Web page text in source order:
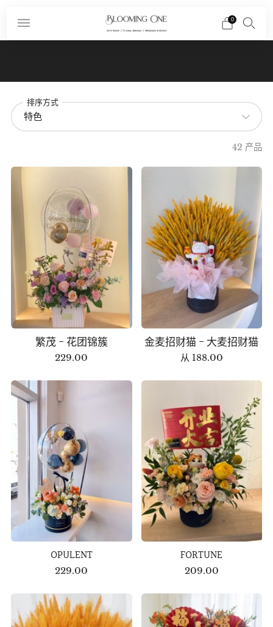
0
排序方式
42 产品
繁茂 - 花团锦簇
229.00
金麦招财猫 - 大麦招财猫
从 188.00
OPULENT
229.00
FORTUNE
209.00